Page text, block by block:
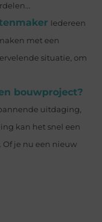
Iedereen
met een
situatie, om
bouwproject?
uitdaging,
kan het snel een
Of je nu een nieuw